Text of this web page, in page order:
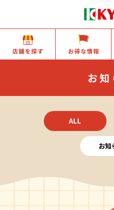
店舗を探す
お知
ALL
お知